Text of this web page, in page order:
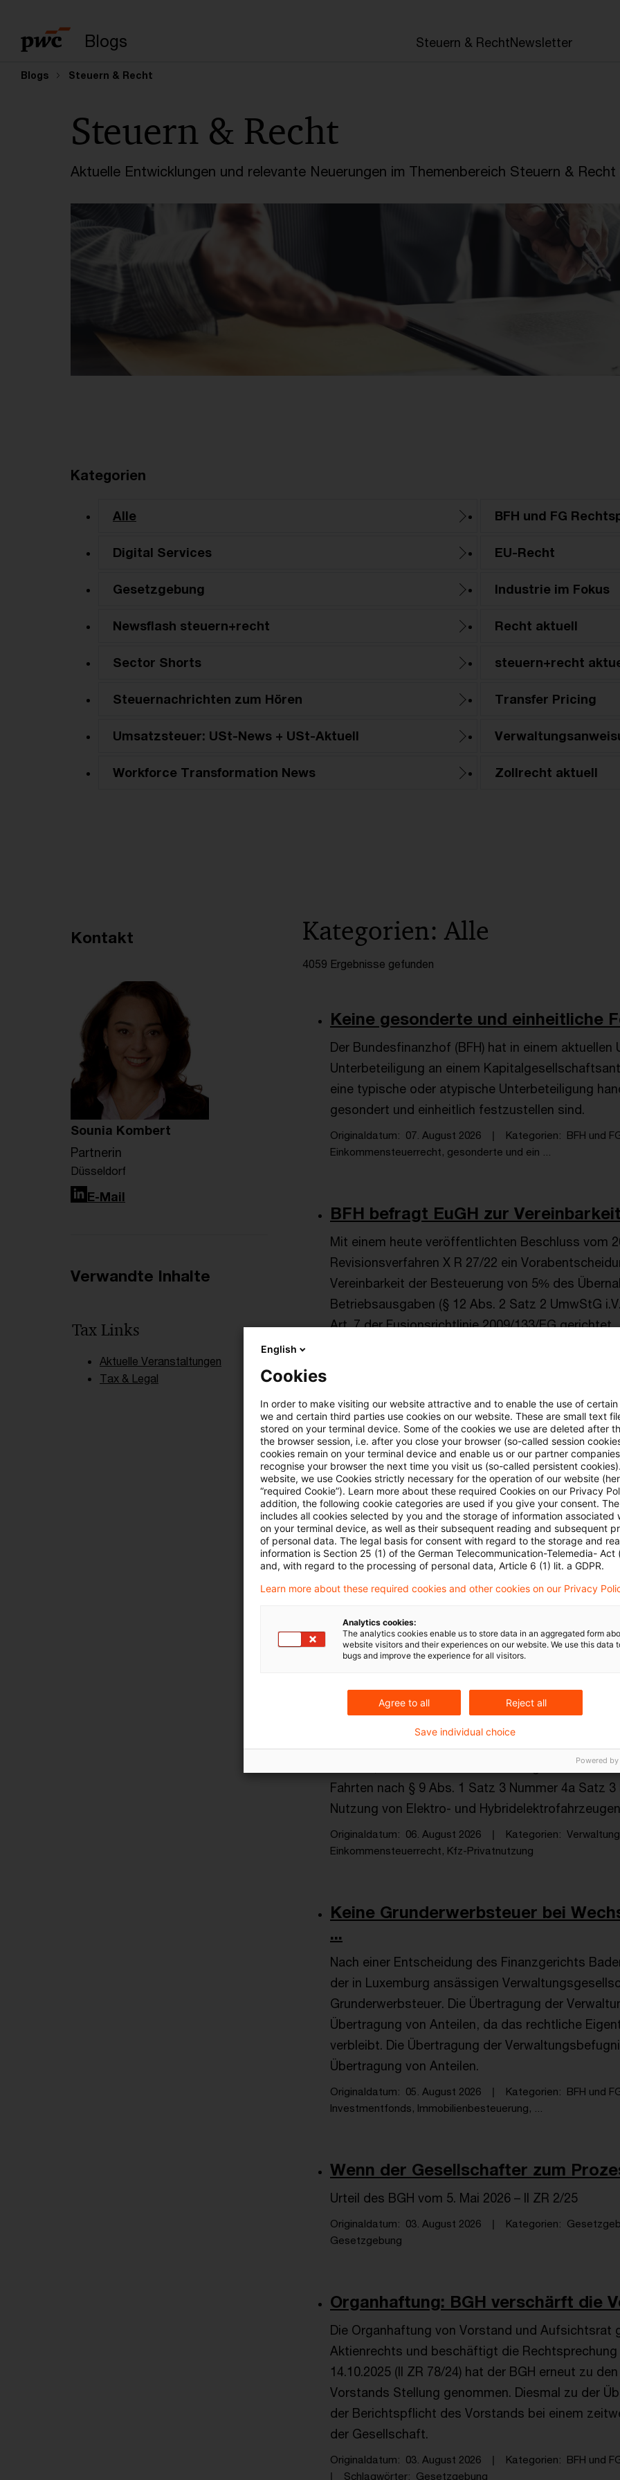
Blogs Steuern & RechtNewsletter
Blogs Steuern & Recht
Steuern & Recht
Aktuelle Entwicklungen und relevante Neuerungen im Themenbereich Steuern &
Kategorien
Alle BFH und FG
Digital Services EU-Recht
Gesetzgebung Industrie im Fokus
Newsflash steuern+recht Recht aktuell
Sector Shorts steuern+recht
Steuernachrichten zum Hören Transfer Pricing
Umsatzsteuer: USt-News + USt-Aktuell
Workforce Transformation News Zollrecht aktuell
Kategorien: Alle
4059 Ergebnisse gefunden
Keine gesonderte und einheitliche
Der Bundesfinanzhof (BFH) hat in einem
Unterbeteiligung an einem
eine typische oder atypische Unterbeteiligung
gesondert und einheitlich festzustellen sind.
Originaldatum 07. August 2026 Kategorien BFH und
Einkommensteuerrecht, gesonderte und ein ...
BFH befragt EuGH zur
Mit einem heute veröffentlichten Beschluss vom
Revisionsverfahren X R 27/22 ein
Vereinbarkeit der Besteuerung von 5% des
Betriebsausgaben (§ 12 Abs. 2 Satz 2 UmwStG
Art. 7 der Fusionsrichtlinie 2009/133/EG gerichtet.
BFH und
steuern + recht newsflash - 6.
Vorlage des BFH an den EuGH zur Besteuerung
einer grenzüberschreitenden Verschmelzung
Originaldatum 06. August 2026 Kategorien
BFH und
Schlagwörter
Umwandlungssteuergesetz (UmwStG),
steuern + recht aktuell, Ausgabe 31
Neues aus den Bereichen Gesetzgebung,
Originaldatum 06. August 2026 Kategorien
BMF: Nutzung eines betrieblichen
Das Bundesministerium der Finanzen (BMF) hat
ertragsteuerlichen Beurteilung der Nutzung
Fahrten, Fahrten zwischen Wohnung und
Fahrten nach § 9 Abs. 1 Satz 3 Nummer 4a Satz
Nutzung von Elektro- und
Originaldatum 06. August 2026 Kategorien
Einkommensteuerrecht, Kfz-Privatnutzung
Keine Grunderwerbsteuer bei
...
Nach einer Entscheidung des Finanzgerichts
der in Luxemburg ansässigen
Grunderwerbsteuer. Die Übertragung der
Übertragung von Anteilen, da das rechtliche
verbleibt. Die Übertragung der
Übertragung von Anteilen.
Originaldatum 05. August 2026 Kategorien BFH und
Investmentfonds, Immobilienbesteuerung, ...
Wenn der Gesellschafter zum
Urteil des BGH vom 5. Mai 2026 – II ZR 2/25
Originaldatum 03. August 2026 Kategorien
Gesetzgebung
Organhaftung: BGH verschärft die
Die Organhaftung von Vorstand und Aufsichtsrat
Aktienrechts und beschäftigt die
14.10.2025 (II ZR 78/24) hat der BGH erneut zu
Vorstands Stellung genommen. Diesmal zu der
der Berichtspflicht des Vorstands bei einem
der Gesellschaft.
Originaldatum 03. August 2026 Kategorien
BFH und
Schlagwörter
Gesetzgebung
Empfohlene Artikel
Kontakt
Sounia Kombert
Partnerin
Düsseldorf
LinkedIn
E-Mail
Verwandte Inhalte
Tax Links
Aktuelle Veranstaltungen
Tax & Legal
English
Cookies
In order to make visiting our website attractive and to enable the use of
we and certain third parties use cookies on our website. These are small text
stored on your terminal device. Some of the cookies we use are deleted after
the browser session, i.e. after you close your browser (so-called session
cookies remain on your terminal device and enable us or our partner
recognise your browser the next time you visit us (so-called persistent
website, we use Cookies strictly necessary for the operation of our website
“required Cookie”). Learn more about these required Cookies on our Privacy
addition, the following cookie categories are used if you give your consent.
includes all cookies selected by you and the storage of information associated
on your terminal device, as well as their subsequent reading and subsequent
of personal data. The legal basis for consent with regard to the storage and
information is Section 25 (1) of the German Telecommunication-Telemedia- Act
and, with regard to the processing of personal data, Article 6 (1) lit. a GDPR.
Learn more about these required cookies and other cookies on our Privacy
Analytics cookies:
The analytics cookies enable us to store data in an aggregated form
website visitors and their experiences on our website. We use this data
bugs and improve the experience for all visitors.
Agree to all Reject all
Save individual choice
Powered by